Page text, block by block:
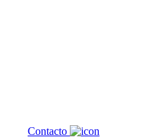
Contacto